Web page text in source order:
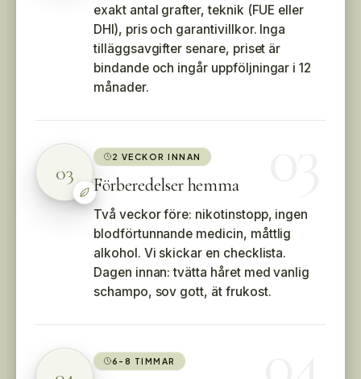
exakt antal grafter, teknik (FUE eller
DHI), pris och garantivillkor. Inga
tilläggsavgifter senare, priset är
bindande och ingår uppföljningar i 12
månader.
03
2 VECKOR INNAN
Förberedelser hemma
Två veckor före: nikotinstopp, ingen
blodförtunnande medicin, måttlig
alkohol. Vi skickar en checklista.
Dagen innan: tvätta håret med vanlig
schampo, sov gott, ät frukost.
6-8 TIMMAR